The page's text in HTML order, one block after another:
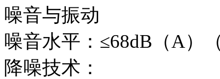
噪音与振动
噪音水平：≤68dB（A）
降噪技术：